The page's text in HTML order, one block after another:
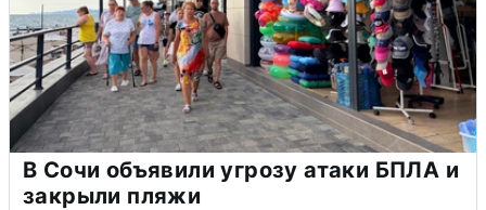
В Сочи объявили угрозу атаки БПЛА и
закрыли пляжи